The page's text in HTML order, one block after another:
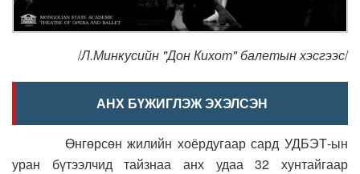
/Л.Минкусийн "Дон Кихот" балетын хэсгээс/
АНХ БҮЖИГЛЭЖ ЭХЭЛСЭН
Өнгөрсөн жилийн хоёрдугаар сард УДБЭТ-ын
уран бүтээлчид тайзнаа анх удаа 32 хунтайгаар